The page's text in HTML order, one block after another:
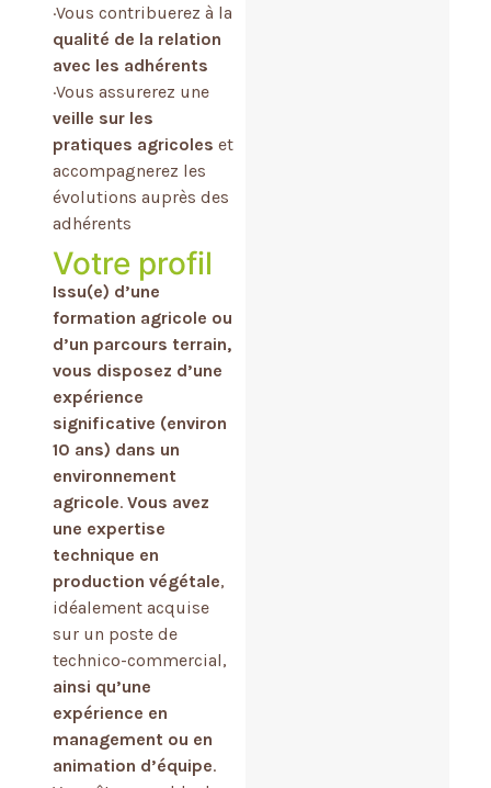
·Vous contribuerez à la
qualité de la relation
avec les adhérents
·Vous assurerez une
veille sur les
pratiques agricoles et
accompagnerez les
évolutions auprès des
adhérents
Votre profil
Issu(e) d’une
formation agricole ou
d’un parcours terrain,
vous disposez d’une
expérience
significative (environ
10 ans) dans un
environnement
agricole. Vous avez
une expertise
technique en
production végétale,
idéalement acquise
sur un poste de
technico-commercial,
ainsi qu’une
expérience en
management ou en
animation d’équipe.